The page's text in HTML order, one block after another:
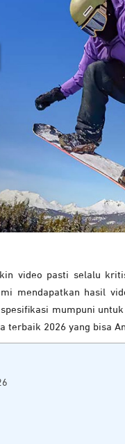
video pasti selalu
mendapatkan hasil
mumpuni
terbaik 2026 yang bisa